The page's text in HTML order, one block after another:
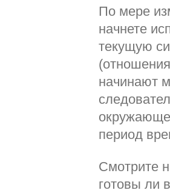
По мере
начнете
текущую
начинают
период
Смотрите
готовы ли